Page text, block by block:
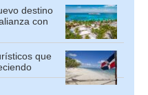
destino
con
que